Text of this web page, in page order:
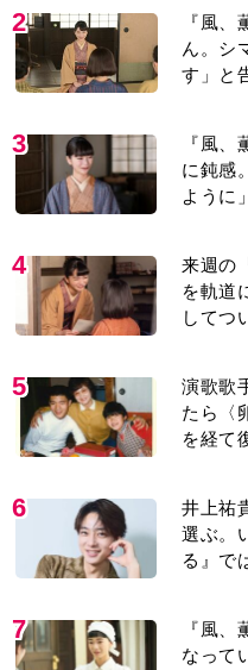
2
『風
ん。シ
す」と
3
『風
に鈍感
ように」
4
来週の
を軌道
してつ
5
演歌歌
たら〈
を経て
6
井上祐
選ぶ。
る』で
7
『風
なって